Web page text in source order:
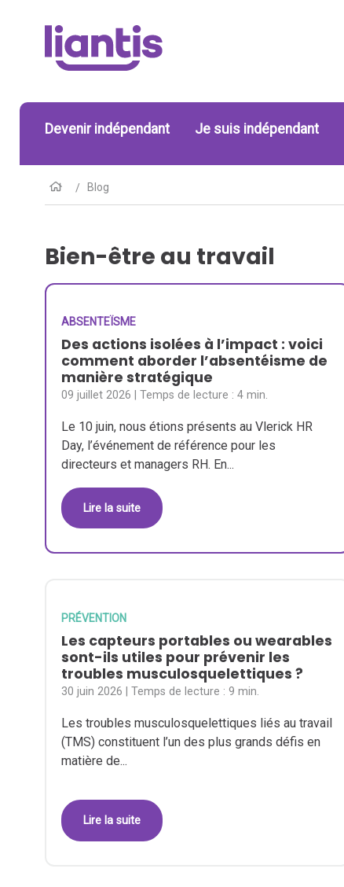
Devenir indépendant Je suis indépendant
Blog
Bien-être au travail
ABSENTEÏSME
Des actions isolées à l’impact : voici
comment aborder l’absentéisme de
manière stratégique
09 juillet 2026 | Temps de lecture :4 min.
Le 10 juin, nous étions présents au Vlerick HR
Day, l’événement de référence pour les
directeurs et managers RH. En...
Lire la suite
PRÉVENTION
Les capteurs portables ou wearables
sont-ils utiles pour prévenir les
troubles musculosquelettiques ?
30 juin 2026 | Temps de lecture :9 min.
Les troubles musculosquelettiques liés au travail
(TMS) constituent l’un des plus grands défis en
matière de...
Lire la suite